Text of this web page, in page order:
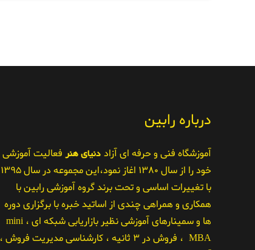
درباره رابین
آموزشگاه فنی و حرفه ای آزاد دنیای هنر فعالیت آموزشی
خود را از سال ۱۳۸۰ اغاز نمود،این مجموعه در سال ۱۳۹۵
با تغییرات اساسی و تحت برند گروه آموزشی رابین با
همکاری و همراهی چندی از اساتید خبره با برگزاری دوره
ها و سمینارهای آموزشی نظیر بازاریابی شبکه ای ، mini
MBA ، فروش در ۳ ثانیه ، کارشناسی مدیریت فروش ،